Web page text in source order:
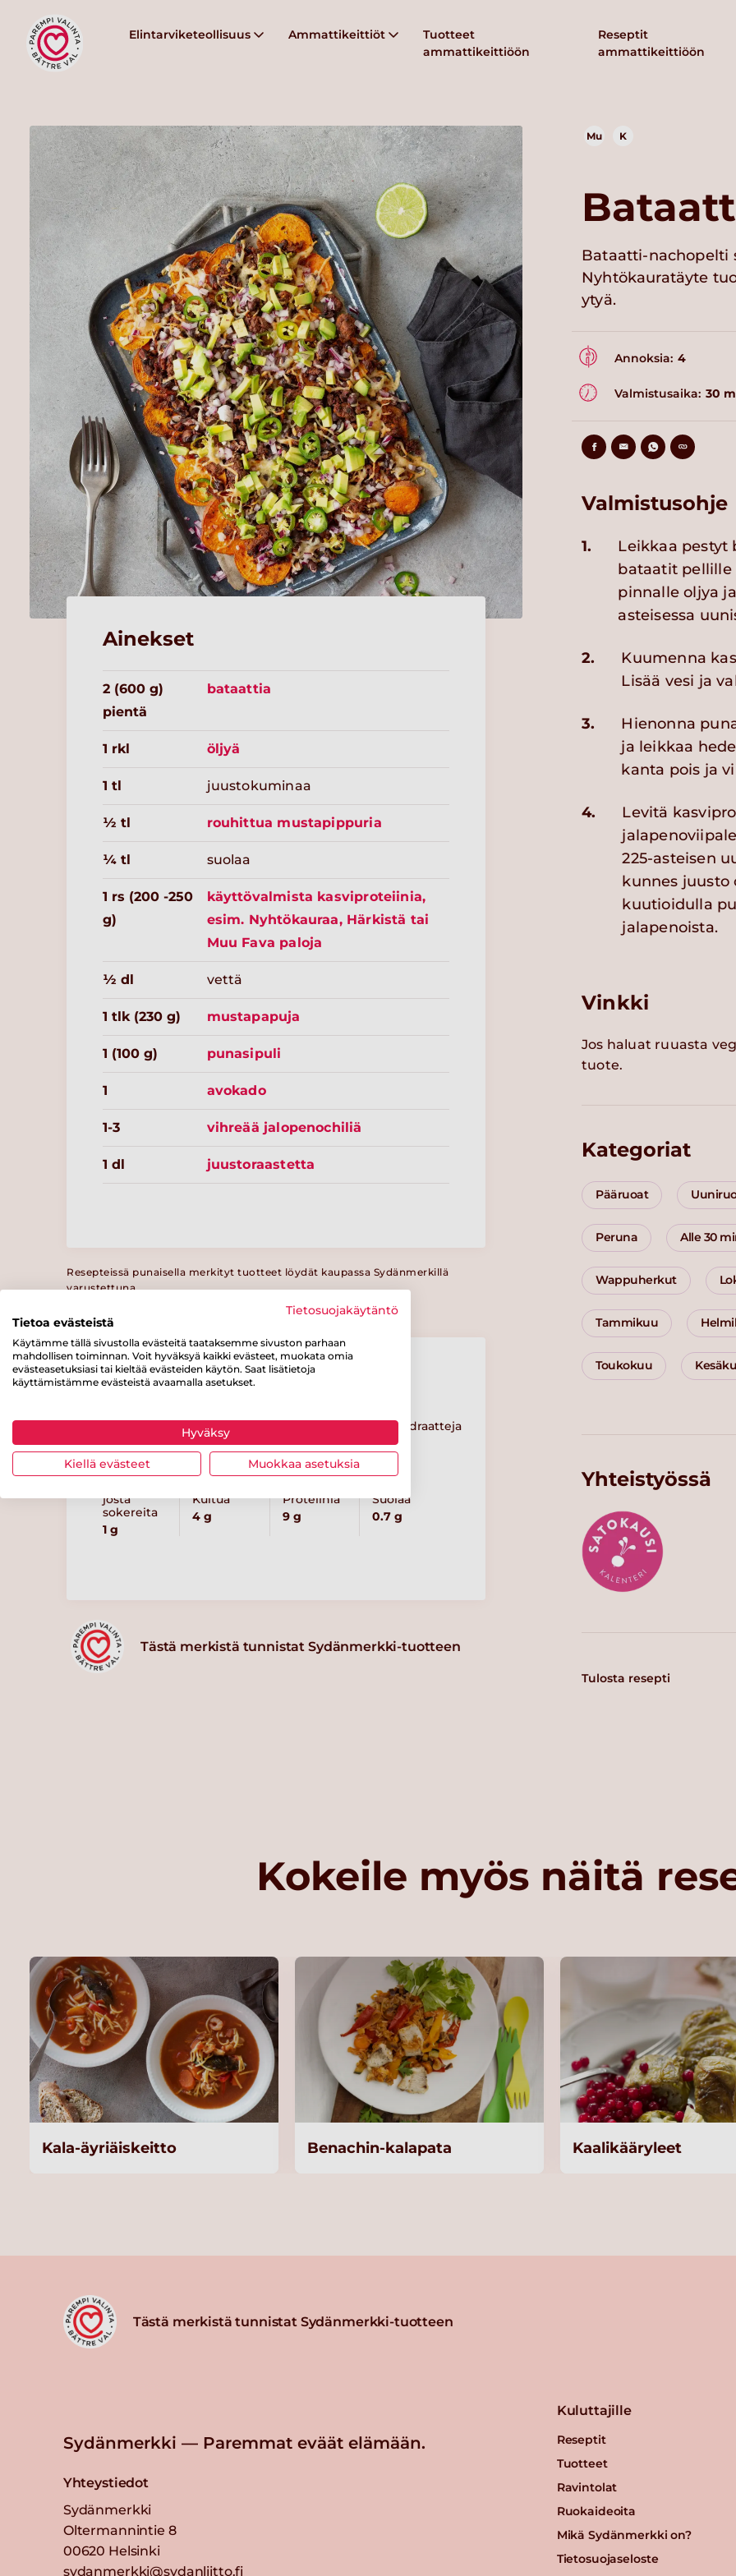
Elintarviketeollisuus Ammattikeittiöt
Tuotteet
ammattikeittiöön
Reseptit
ammattikeittiöön
Ainekset
2 (600 g)
pientä
bataattia
1 rkl öljyä
1 tl juustokuminaa
½ tl rouhittua mustapippuria
¼ tl suolaa
1 rs (200 -250
g)
käyttövalmista kasviproteiinia,
esim. Nyhtökauraa, Härkistä tai
Muu Fava paloja
½ dl vettä
1 tlk (230 g) mustapapuja
1 (100 g) punasipuli
1 avokado
1-3 vihreää jalopenochiliä
1 dl juustoraastetta
Resepteissä punaisella merkityt tuotteet löydät kaupassa Sydänmerkillä
varustettuna.
Ravintosisältö/ 100 g
165 kcal
Rasvaa
7 g
rasvaa
0.1 g
Hiilihydraatteja
15 g
josta
sokereita
1 g
Kuitua
4 g
Proteiinia
9 g
Suolaa
0.7 g
Tästä merkistä tunnistat Sydänmerkki-tuotteen
Mu K
Bataatti-nachopelti
Nyhtökauratäyte
ytyä.
Annoksia: 4
Valmistusaika: 30
Valmistusohje
1.
Leikkaa pestyt
bataatit pellille
pinnalle oljya
asteisessa
2.
Kuumenna
Lisää vesi ja
3.
Hienonna
ja leikkaa
kanta pois ja
4.
Levitä
225-asteisen
kunnes juusto
kuutioidulla
jalapenoista.
Vinkki
Jos haluat ruuasta
tuote.
Kategoriat
Pääruoat
Peruna Alle 30
Wappuherkut
Tammikuu
Toukokuu
Yhteistyössä
Tulosta resepti
Kokeile myös näitä
Kala-äyriäiskeitto Benachin-kalapata Kaalikääryleet
Tästä merkistä tunnistat Sydänmerkki-tuotteen
Sydänmerkki — Paremmat eväät elämään.
Yhteystiedot
Sydänmerkki
Oltermannintie 8
00620 Helsinki
sydanmerkki@sydanliitto.fi
Kuluttajille
Reseptit
Tuotteet
Ravintolat
Ruokaideoita
Mikä Sydänmerkki on?
Tietosuojaseloste
Tietosuojakäytäntö
Tietoa evästeistä
Käytämme tällä sivustolla evästeitä taataksemme sivuston parhaan
mahdollisen toiminnan. Voit hyväksyä kaikki evästeet, muokata omia
evästeasetuksiasi tai kieltää evästeiden käytön. Saat lisätietoja
käyttämistämme evästeistä avaamalla asetukset.
Hyväksy
Kiellä evästeet Muokkaa asetuksia